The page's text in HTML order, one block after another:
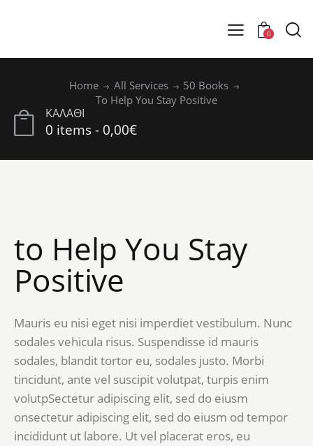
0
Home All Services
50 Books
To Help You Stay Positive
ΚΑΛΑΘΙ
0 items- 0,00€
to Help You Stay
Positive
Mauris eu nisi eget nisi imperdiet vestibulum. Nunc
sodales vehicula risus. Suspendisse id mauris
sodales, blandit tortor eu, sodales justo. Morbi
tincidunt, ante vel suscipit volutpat, turpis enim
volutpSectetur adipiscing elit, sed do eiusm
onsectetur adipiscing elit, sed do eiusm od tempor
incididunt ut labore. Ut vel placerat eros, eu